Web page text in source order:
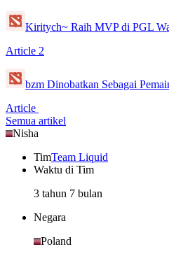
Kiritych~ Raih MVP di PGL
Article 2
bzm Dinobatkan Sebagai
Article
Semua artikel
Nisha
TimTeam Liquid
Waktu di Tim
3 tahun 7 bulan
Negara
Poland